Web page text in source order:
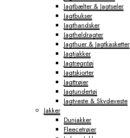
Jagtbælter & Jagtseler
Jagtbukser
Jagthandsker
Jagtheldragter
Jagthuer & Jagtkasketter
Jagtjakker
Jagtregntøj
Jagtskjorter
Jagttrøjer
Jagtundertøj
Jagtveste & Skydeveste
Jakker
Dunjakker
Fleecetrøjer